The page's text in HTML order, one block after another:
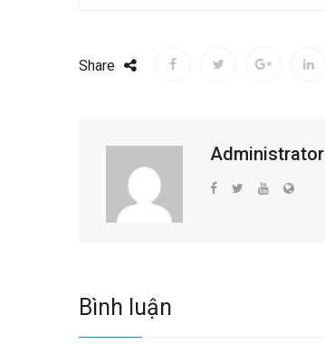
Share
Administrator
Bình luận